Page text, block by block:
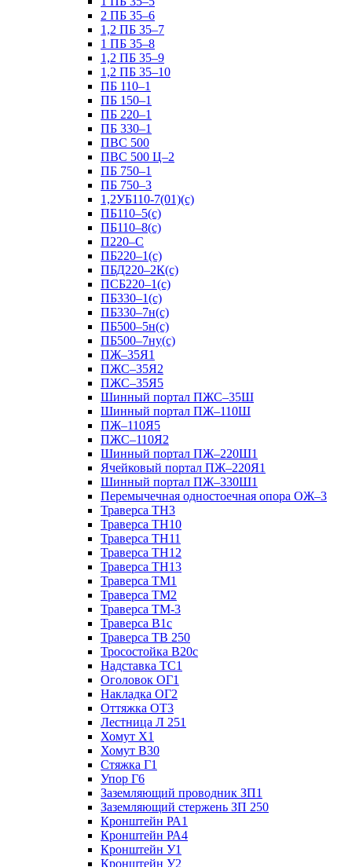
2 ПБ 35–6
1,2 ПБ 35–7
1 ПБ 35–8
1,2 ПБ 35–9
1,2 ПБ 35–10
ПБ 110–1
ПБ 150–1
ПБ 220–1
ПБ 330–1
ПВС 500
ПВС 500 Ц–2
ПБ 750–1
ПБ 750–3
1,2УБ110-7(01)(с)
ПБ110–5(с)
ПБ110–8(с)
П220–С
ПБ220–1(с)
ПБД220–2К(с)
ПСБ220–1(с)
ПБ330–1(с)
ПБ330–7н(с)
ПБ500–5н(с)
ПБ500–7ну(с)
ПЖ–35Я1
ПЖС–35Я2
ПЖС–35Я5
Шинный портал ПЖС–35Ш
Шинный портал ПЖ–110Ш
ПЖ–110Я5
ПЖС–110Я2
Шинный портал ПЖ–220Ш1
Ячейковый портал ПЖ–220Я1
Шинный портал ПЖ–330Ш1
Перемычечная одностоечная опора ОЖ–3
Траверса ТН3
Траверса ТН10
Траверса ТН11
Траверса ТН12
Траверса ТН13
Траверса ТМ1
Траверса ТМ2
Траверса ТМ-3
Траверса В1с
Траверса ТВ 250
Тросостойка В20с
Надставка ТС1
Оголовок ОГ1
Накладка ОГ2
Оттяжка ОТ3
Лестница Л 251
Хомут Х1
Хомут В30
Стяжка Г1
Упор Г6
Заземляющий проводник ЗП1
Заземляющий стержень ЗП 250
Кронштейн РА1
Кронштейн РА4
Кронштейн У1
Кронштейн У2